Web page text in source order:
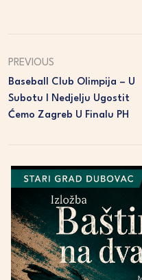
PREVIOUS
Baseball Club Olimpija – U
Subotu I Nedjelju Ugostit
Ćemo Zagreb U Finalu PH